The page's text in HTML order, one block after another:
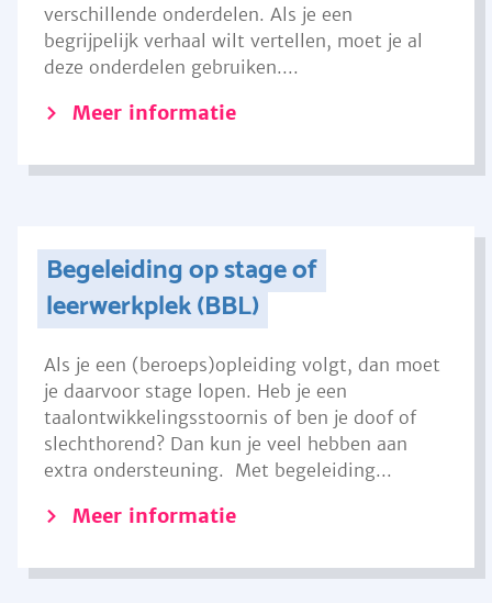
verschillende onderdelen. Als je een
begrijpelijk verhaal wilt vertellen, moet je al
deze onderdelen gebruiken....
Meer informatie
Begeleiding op stage of
leerwerkplek (BBL)
Als je een (beroeps)opleiding volgt, dan moet
je daarvoor stage lopen. Heb je een
taalontwikkelingsstoornis of ben je doof of
slechthorend? Dan kun je veel hebben aan
extra ondersteuning. Met begeleiding...
Meer informatie